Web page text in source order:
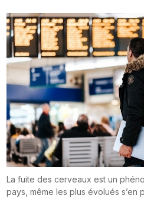
La fuite des cerveaux est un
pays, même les plus évolués s’en